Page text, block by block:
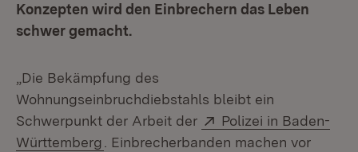
Konzepten wird den Einbrechern das Leben
schwer gemacht.
„Die Bekämpfung des
Wohnungseinbruchdiebstahls bleibt ein
Schwerpunkt der Arbeit der
Extern:
Polizei in Baden-
Württemberg (Öffnet in neuem Fenster)
. Einbrecherbanden machen vor